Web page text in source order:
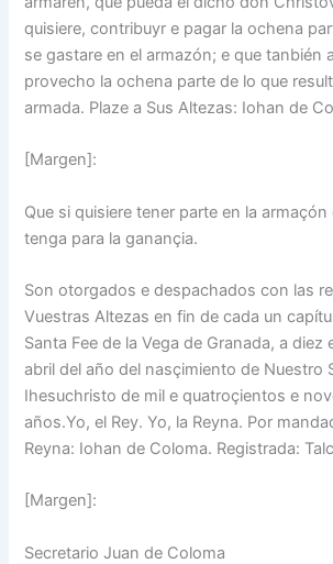
quisiere, contribuyr e pagar la ochena
se gastare en el armazón; e que tanbién
provecho la ochena parte de lo que
armada. Plaze a Sus Altezas: Iohan de
[Margen]:
Que si quisiere tener parte en la
tenga para la ganançia.
Son otorgados e despachados con las
Vuestras Altezas en fin de cada un
Santa Fee de la Vega de Granada, a diez
abril del año del nasçimiento de Nuestro
Ihesuchristo de mil e quatroçientos e
años.Yo, el Rey. Yo, la Reyna. Por
Reyna: Iohan de Coloma. Registrada:
[Margen]:
Secretario Juan de Coloma